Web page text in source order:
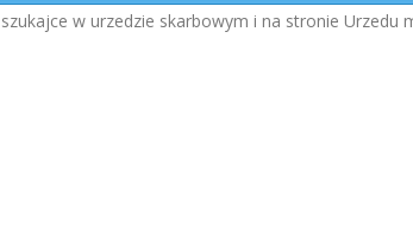
szukajce w urzedzie skarbowym i na stronie Urzedu